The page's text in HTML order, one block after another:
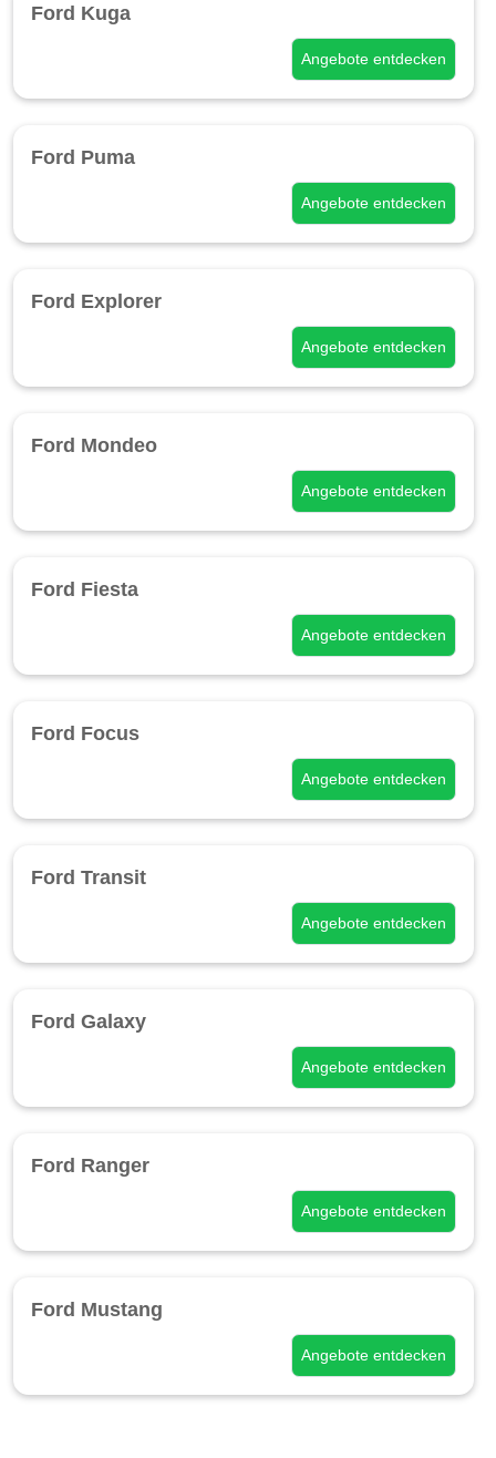
Ford Kuga
Angebote entdecken
Ford Puma
Angebote entdecken
Ford Explorer
Angebote entdecken
Ford Mondeo
Angebote entdecken
Ford Fiesta
Angebote entdecken
Ford Focus
Angebote entdecken
Ford Transit
Angebote entdecken
Ford Galaxy
Angebote entdecken
Ford Ranger
Angebote entdecken
Ford Mustang
Angebote entdecken